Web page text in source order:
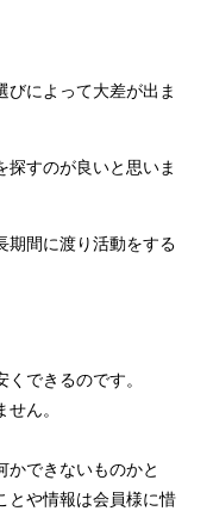
びによって大差が出ま
探すのが良いと思いま
期間に渡り活動をする
できるのです。
ん。
かできないものかと
とや情報は会員様に惜